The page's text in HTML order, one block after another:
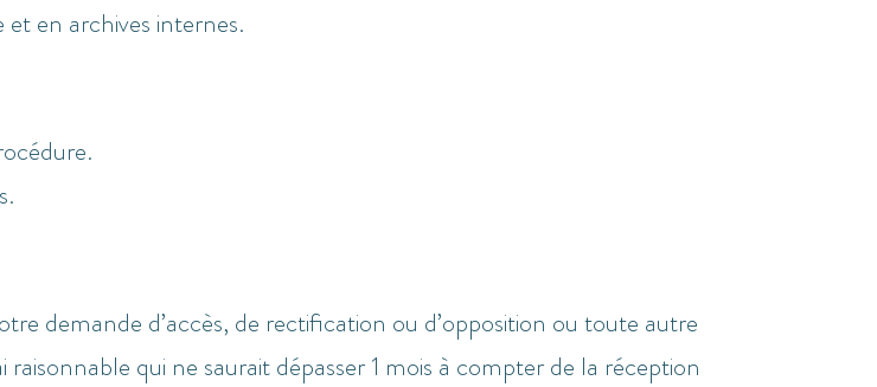
en archives internes.
demande d’accès, de rectification ou d’opposition ou toute autre
qui ne saurait dépasser 1 mois à compter de la réception